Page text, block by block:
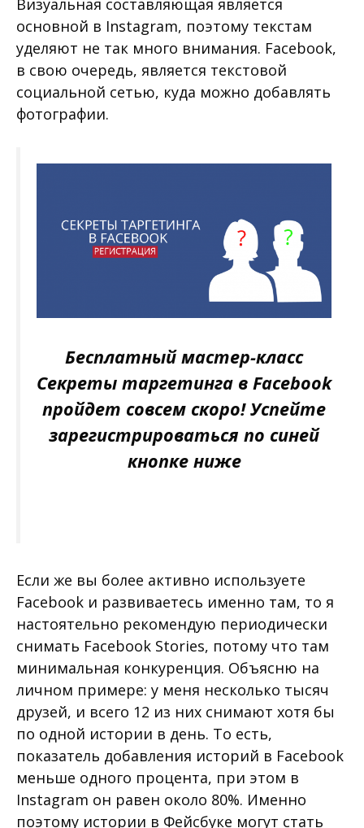
основной в Instagram, поэтому текстам
уделяют не так много внимания. Facebook,
в свою очередь, является текстовой
социальной сетью, куда можно добавлять
фотографии.
Бесплатный мастер-класс
Секреты таргетинга в Facebook
пройдет совсем скоро! Успейте
зарегистрироваться по синей
кнопке ниже
Если же вы более активно используете
Facebook и развиваетесь именно там, то я
настоятельно рекомендую периодически
снимать Facebook Stories, потому что там
минимальная конкуренция. Объясню на
личном примере: у меня несколько тысяч
друзей, и всего 12 из них снимают хотя бы
по одной истории в день. То есть,
показатель добавления историй в Facebook
меньше одного процента, при этом в
Instagram он равен около 80%. Именно
поэтому истории в Фейсбуке могут стать